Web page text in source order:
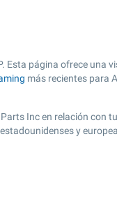
Esta página ofrece una
más recientes para
Inc en relación con
y